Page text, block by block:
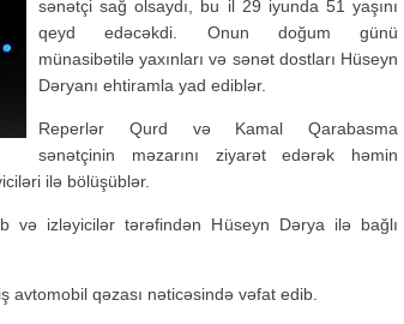
sənətçi sağ olsaydı, bu il 29 iyunda 51 yaşını
qeyd edəcəkdi. Onun doğum günü
münasibətilə yaxınları və sənət dostları Hüseyn
Dəryanı ehtiramla yad ediblər.
Reperlər Qurd və Kamal Qarabasma
sənətçinin məzarını ziyarət edərək həmin
ilə bölüşüblər.
və izləyicilər tərəfindən Hüseyn Dərya ilə bağlı
qəzası nəticəsində vəfat edib.